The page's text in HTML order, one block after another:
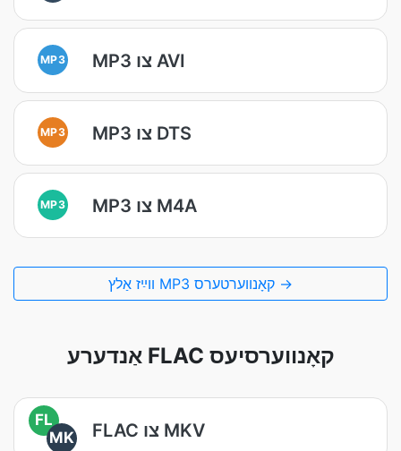
MP3 MP3 צו AVI
MP3 MP3 צו DTS
MP3 MP3 צו M4A
װײַז אַלץ MP3 קאָנווערטערס →
אַנדערע FLAC קאָנווערסיעס
FL
MK
FLAC צו MKV